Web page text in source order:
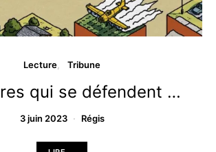
Lecture Tribune
qui se défendent …
3 juin 2023 Régis